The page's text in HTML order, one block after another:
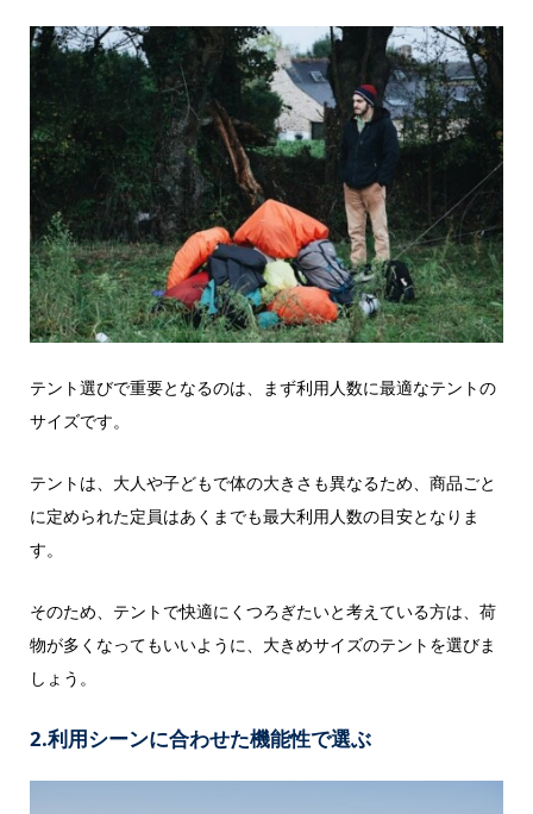
テント選びで重要となるのは、まず利用人数に最適なテントの
サイズです。
テントは、大人や子どもで体の大きさも異なるため、商品ごと
に定められた定員はあくまでも最大利用人数の目安となりま
す。
そのため、テントで快適にくつろぎたいと考えている方は、荷
物が多くなってもいいように、大きめサイズのテントを選びま
しょう。
2.利用シーンに合わせた機能性で選ぶ